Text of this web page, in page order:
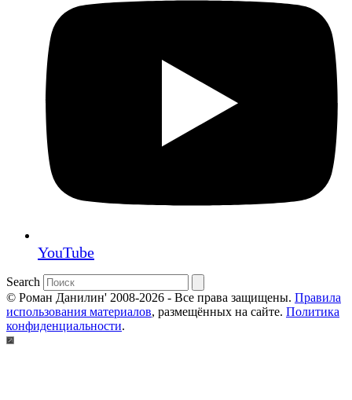
YouTube
Search
© Роман Данилин' 2008-2026 - Все права защищены. Правила
использования материалов, размещённых на сайте. Политика
конфиденциальности.